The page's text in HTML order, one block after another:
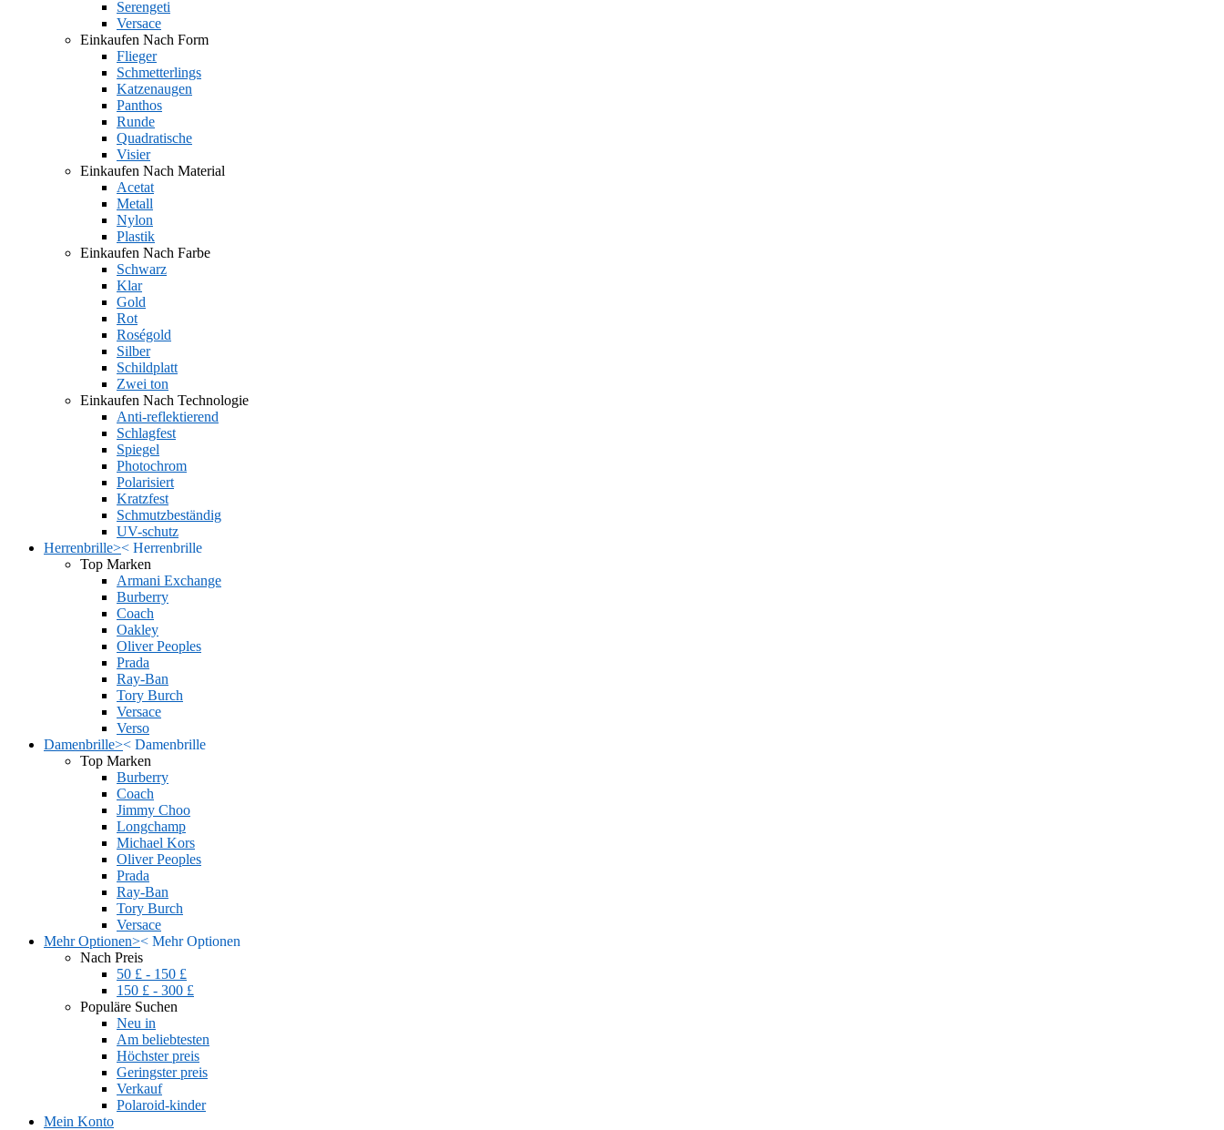
Serengeti
Versace
Einkaufen Nach Form
Flieger
Schmetterlings
Katzenaugen
Panthos
Runde
Quadratische
Visier
Einkaufen Nach Material
Acetat
Metall
Nylon
Plastik
Einkaufen Nach Farbe
Schwarz
Klar
Gold
Rot
Roségold
Silber
Schildplatt
Zwei ton
Einkaufen Nach Technologie
Anti-reflektierend
Schlagfest
Spiegel
Photochrom
Polarisiert
Kratzfest
Schmutzbeständig
UV-schutz
Herrenbrille>< Herrenbrille
Top Marken
Armani Exchange
Burberry
Coach
Oakley
Oliver Peoples
Prada
Ray-Ban
Tory Burch
Versace
Verso
Damenbrille>< Damenbrille
Top Marken
Burberry
Coach
Jimmy Choo
Longchamp
Michael Kors
Oliver Peoples
Prada
Ray-Ban
Tory Burch
Versace
Mehr Optionen>< Mehr Optionen
Nach Preis
50 £ - 150 £
150 £ - 300 £
Populäre Suchen
Neu in
Am beliebtesten
Höchster preis
Geringster preis
Verkauf
Polaroid-kinder
Mein Konto